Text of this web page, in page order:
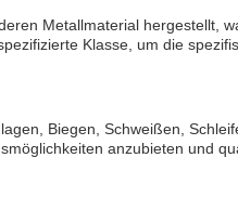
Metallmaterial hergestellt,
Klasse, um die
Biegen, Schweißen,
anzubieten und